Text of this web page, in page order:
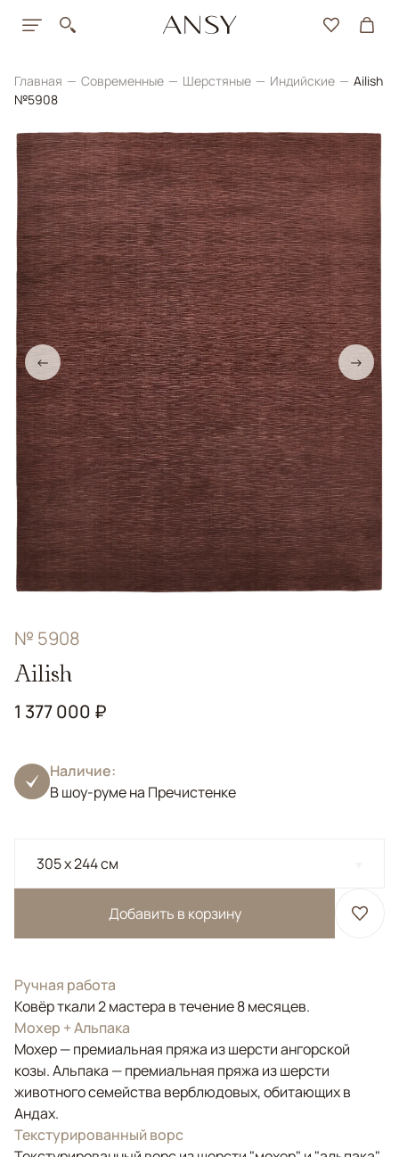
Главная Современные Шерстяные Индийские
Ailish
№5908
← →
№ 5908
Ailish
1 377 000 ₽
Наличие:
В шоу-руме на Пречистенке
305 x 244 см
Добавить в корзину
Ручная работа
Ковёр ткали 2 мастера в течение 8 месяцев.
Мохер + Альпака
Мохер — премиальная пряжа из шерсти ангорской
козы. Альпака — премиальная пряжа из шерсти
животного семейства верблюдовых, обитающих в
Андах.
Текстурированный ворс